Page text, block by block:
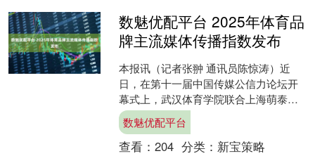
数魅优配平台 2025年体育品
牌主流媒体传播指数发布
本报讯（记者张翀 通讯员陈惊涛）近
日，在第十一届中国传媒公信力论坛开
幕式上，武汉体育学院联合上海萌泰数
据科技股份有限公司（锐研数据），正
式发布《2025年体育品....
数魅优配平台
查看： 204 分类： 新宝策略